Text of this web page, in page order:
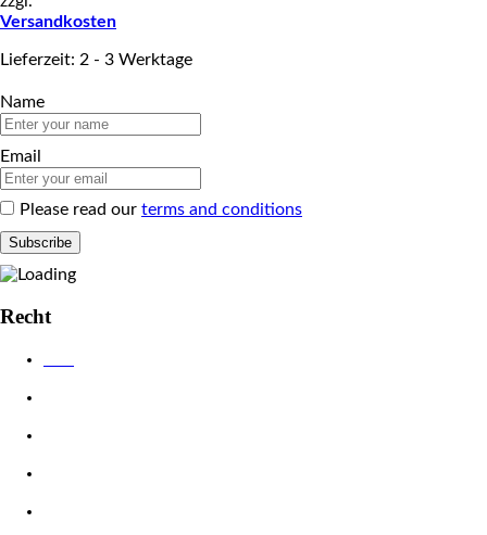
Versandkosten
Lieferzeit: 2 - 3 Werktage
Name
Email
Please read our terms and conditions
Recht